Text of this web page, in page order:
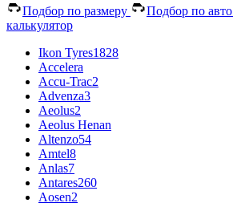
Подбор по размеру
Подбор по авто
калькулятор
Ikon Tyres1828
Accelera
Accu-Trac2
Advenza3
Aeolus2
Aeolus Henan
Altenzo54
Amtel8
Anlas7
Antares260
Aosen2